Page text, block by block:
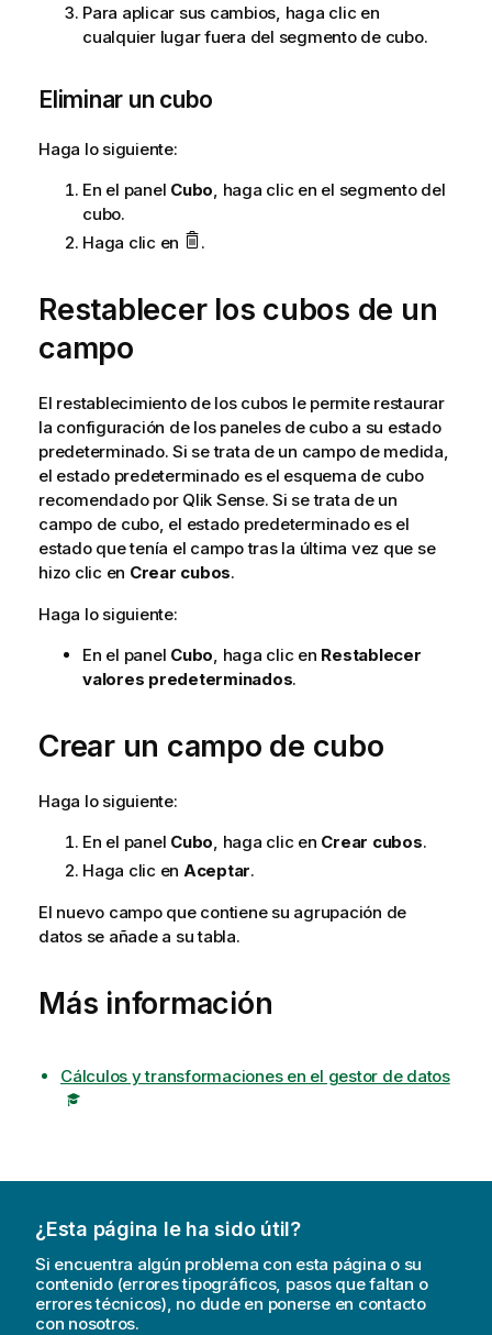
Para aplicar sus cambios, haga clic en
cualquier lugar fuera del segmento de cubo.
Eliminar un cubo
Haga lo siguiente:
En el panel Cubo , haga clic en el segmento del
cubo.
Haga clic en
.
Restablecer los cubos de un
campo
El restablecimiento de los cubos le permite restaurar
la configuración de los paneles de cubo a su estado
predeterminado. Si se trata de un campo de medida,
el estado predeterminado es el esquema de cubo
recomendado por Qlik Sense. Si se trata de un
campo de cubo, el estado predeterminado es el
estado que tenía el campo tras la última vez que se
hizo clic en Crear cubos.
Haga lo siguiente:
En el panel Cubo, haga clic en Restablecer
valores predeterminados.
Crear un campo de cubo
Haga lo siguiente:
En el panel Cubo, haga clic en Crear cubos.
Haga clic en Aceptar.
El nuevo campo que contiene su agrupación de
datos se añade a su tabla.
Más información
Cálculos y transformaciones en el gestor de datos
¿Esta página le ha sido útil?
Si encuentra algún problema con esta página o su
contenido (errores tipográficos, pasos que faltan o
errores técnicos), no dude en ponerse en contacto
con nosotros.